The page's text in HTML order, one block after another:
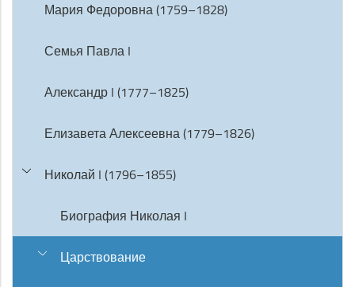
Мария Федоровна (1759–1828)
Семья Павла I
Александр I (1777–1825)
Елизавета Алексеевна (1779–1826)
Николай I (1796–1855)
Биография Николая I
Царствование